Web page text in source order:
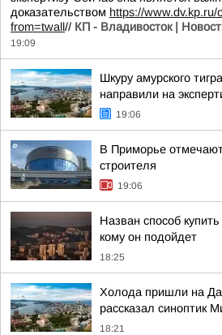
доказательством https://www.dv.kp.ru/
from=twall// КП - Владивосток |
19:09
Шкуру амурского
направили на
19:06
В Приморье
строителя
19:06
Назван способ
кому он подойдет
18:25
Холода пришли на
рассказал синоптик
18:21